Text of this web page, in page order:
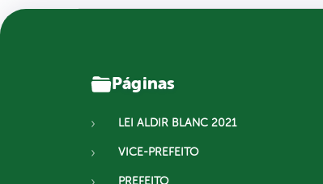
Páginas
LEI ALDIR BLANC 2021
VICE-PREFEITO
PREFEITO